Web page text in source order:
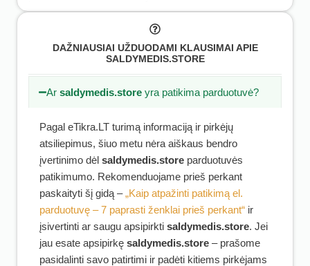
DAŽNIAUSIAI UŽDUODAMI KLAUSIMAI APIE
SALDYMEDIS.STORE
Arsaldymedis.store yra patikima parduotuvė?
Pagal eTikra.LT turimą informaciją ir pirkėjų
atsiliepimus, šiuo metu nėra aiškaus bendro
įvertinimo dėl saldymedis.store parduotuvės
patikimumo. Rekomenduojame prieš perkant
paskaityti šį gidą –„Kaip atpažinti patikimą el.
parduotuvę – 7 paprasti ženklai prieš perkant“ ir
įsivertinti ar saugu apsipirkti saldymedis.store. Jei
jau esate apsipirkę saldymedis.store – prašome
pasidalinti savo patirtimi ir padėti kitiems pirkėjams